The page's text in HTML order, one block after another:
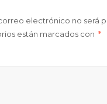
electrónico no será
están marcados con *